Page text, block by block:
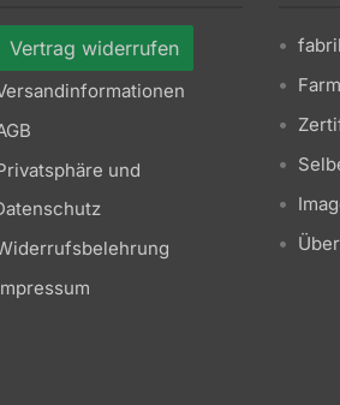
Vertrag widerrufen
und